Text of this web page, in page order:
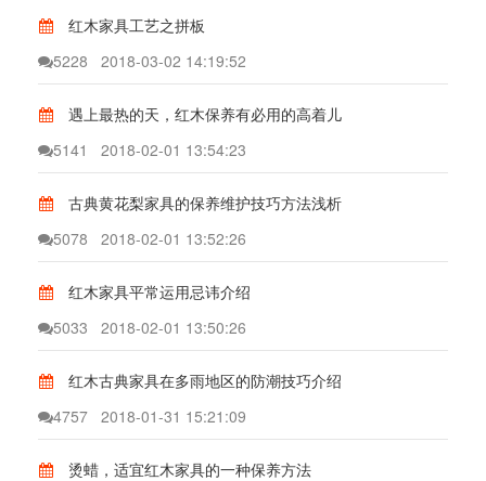
红木家具工艺之拼板
5228
2018-03-02 14:19:52
遇上最热的天，红木保养有必用的高着儿
5141
2018-02-01 13:54:23
古典黄花梨家具的保养维护技巧方法浅析
5078
2018-02-01 13:52:26
红木家具平常运用忌讳介绍
5033
2018-02-01 13:50:26
红木古典家具在多雨地区的防潮技巧介绍
4757 2018-01-31 15:21:09
烫蜡，适宜红木家具的一种保养方法